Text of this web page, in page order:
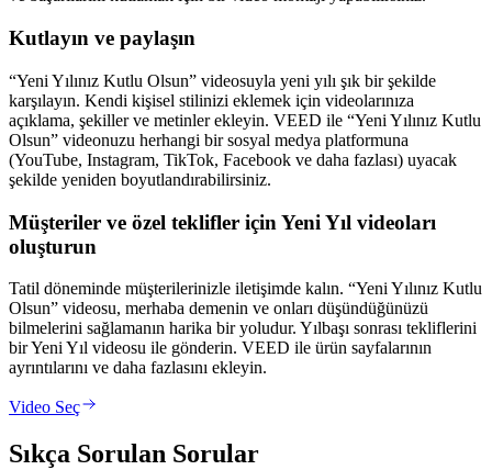
Kutlayın ve paylaşın
“Yeni Yılınız Kutlu Olsun” videosuyla yeni yılı şık bir şekilde
karşılayın. Kendi kişisel stilinizi eklemek için videolarınıza
açıklama, şekiller ve metinler ekleyin. VEED ile “Yeni Yılınız Kutlu
Olsun” videonuzu herhangi bir sosyal medya platformuna
(YouTube, Instagram, TikTok, Facebook ve daha fazlası) uyacak
şekilde yeniden boyutlandırabilirsiniz.
Müşteriler ve özel teklifler için Yeni Yıl videoları
oluşturun
Tatil döneminde müşterilerinizle iletişimde kalın. “Yeni Yılınız Kutlu
Olsun” videosu, merhaba demenin ve onları düşündüğünüzü
bilmelerini sağlamanın harika bir yoludur. Yılbaşı sonrası tekliflerini
bir Yeni Yıl videosu ile gönderin. VEED ile ürün sayfalarının
ayrıntılarını ve daha fazlasını ekleyin.
Video Seç
Sıkça Sorulan Sorular